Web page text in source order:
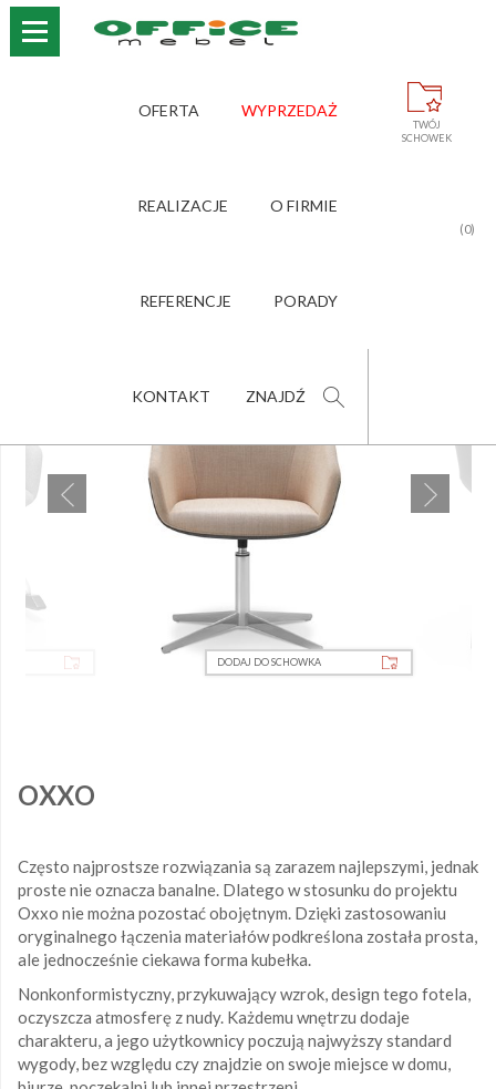
OFERTA WYPRZEDAŻ
REALIZACJE O FIRMIE
REFERENCJE PORADY
KONTAKT ZNAJDŹ
TWÓJ
SCHOWEK
(0)
SOFY, KANAPY, POCZEKALNIA ›
DODAJ DO SCHOWKA
OXXO
Często najprostsze rozwiązania są zarazem najlepszymi, jednak
proste nie oznacza banalne. Dlatego w stosunku do projektu
Oxxo nie można pozostać obojętnym. Dzięki zastosowaniu
oryginalnego łączenia materiałów podkreślona została prosta,
ale jednocześnie ciekawa forma kubełka.
Nonkonformistyczny, przykuwający wzrok, design tego fotela,
oczyszcza atmosferę z nudy. Każdemu wnętrzu dodaje
charakteru, a jego użytkownicy poczują najwyższy standard
wygody, bez względu czy znajdzie on swoje miejsce w domu,